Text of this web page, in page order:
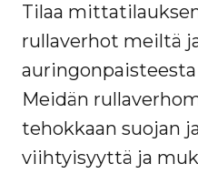
Tilaa
rullaverhot meiltä
Meidän
tehokkaan suojan
viihtyisyyttä ja